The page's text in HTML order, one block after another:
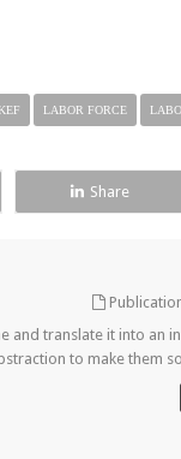
LABOR FORCE
Share
and translate it into an
to make them